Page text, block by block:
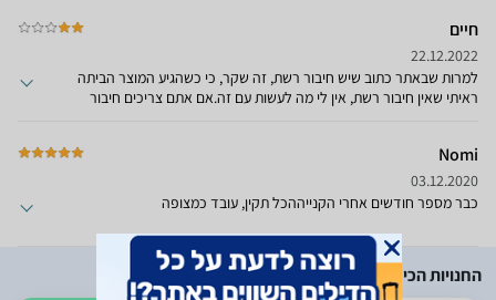
בדיוק מה שהייתי צריך.
חיים
22.12.2022
למרות שבאתר כתוב שיש חיבור רשת, זה שקר, כי כשהגיע המוצר הביתה
ראיתי שאין חיבור רשת, אין לי מה לעשות עם זה.אם אתם צריכים חיבור
Nomi
03.12.2020
כבר מספר חודשים אחרי הקנייההכל תקין, עובד כמצופה
החנויות הכי זולות